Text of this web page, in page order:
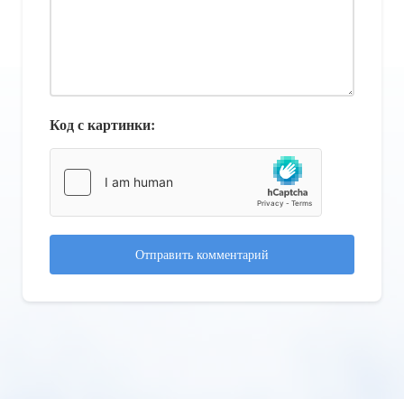
Код с картинки:
Отправить комментарий